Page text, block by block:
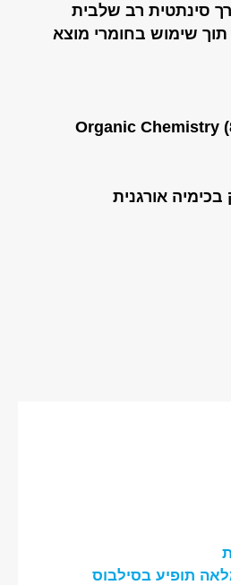
סינתטית רב שלבית
תוך שימוש בחומרי מוצא
Organic Chemistry
אורגנית
תופיע בסילבוס